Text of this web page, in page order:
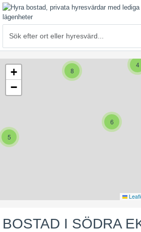
4
8
6
5
+
−
BOSTAD I SÖDRA